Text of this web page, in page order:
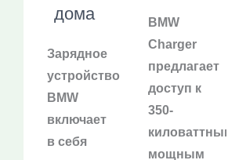
дома
Зарядное
устройство
BMW
включает
в себя
BMW
Charger
предлагает
доступ к
350-
киловаттным
мощным